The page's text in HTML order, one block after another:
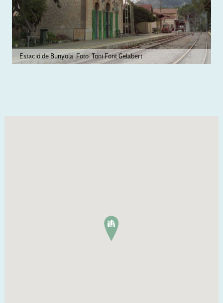
Estació de Bunyola. Foto: Toni Font Gelabert